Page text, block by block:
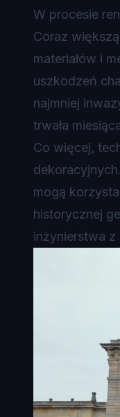
W procesie
Coraz
materiałów i
uszkodzeń
najmniej
trwała
Co więcej,
mogą
historycznej
inżynierstwa z